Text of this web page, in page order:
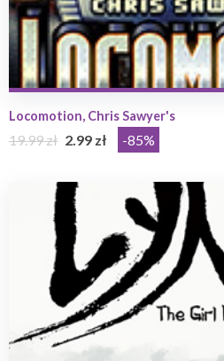
Locomotion, Chris Sawyer's
19.99 zł 2.99 zł -85%